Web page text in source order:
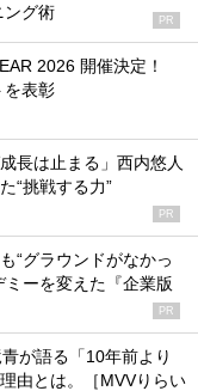
ング術 PR
2026 開催決定！
を表彰
長は止まる」西内悠人
“挑戦する力”
PR
“グラウンドがなかっ
ーを変えた『企業版
PR
が語る「10年前より
由とは。［MVVりらい